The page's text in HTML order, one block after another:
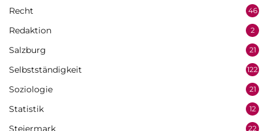
Recht 46
Redaktion 2
Salzburg 21
Selbstständigkeit 122
Soziologie 21
Statistik 12
Steiermark 22